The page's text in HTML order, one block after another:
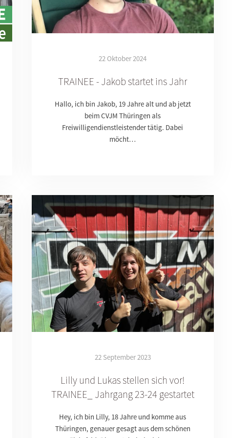
22 Oktober 2024
TRAINEE - Jakob startet ins Jahr
Hallo, ich bin Jakob, 19 Jahre alt und ab jetzt
beim CVJM Thüringen als
Freiwilligendienstleistender tätig. Dabei
möcht…
22 September 2023
Lilly und Lukas stellen sich vor!
TRAINEE_ Jahrgang 23-24 gestartet
Hey, ich bin Lilly, 18 Jahre und komme aus
Thüringen, genauer gesagt aus dem schönen